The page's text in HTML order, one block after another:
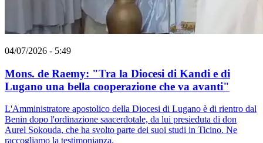
04/07/2026 - 5:49
Mons. de Raemy: "Tra la Diocesi di Kandi e di
Lugano una bella cooperazione che va avanti"
L'Amministratore apostolico della Diocesi di Lugano è di rientro dal
Benin dopo l'ordinazione saacerdotale, da lui presieduta di don
Aurel Sokouda, che ha svolto parte dei suoi studi in Ticino. Ne
raccogliamo la testimonianza.